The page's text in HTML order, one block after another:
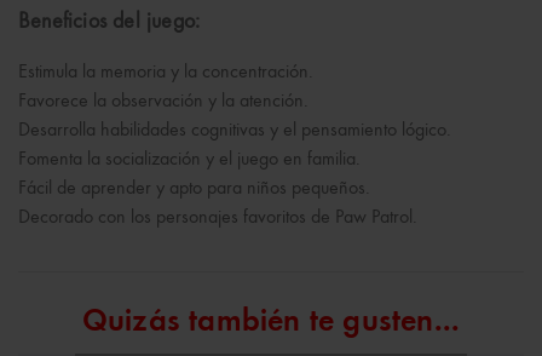
Beneficios del juego:
Estimula la memoria y la concentración.
Favorece la observación y la atención.
Desarrolla habilidades cognitivas y el pensamiento lógico.
Fomenta la socialización y el juego en familia.
Fácil de aprender y apto para niños pequeños.
Decorado con los personajes favoritos de Paw Patrol.
Quizás también te gusten...